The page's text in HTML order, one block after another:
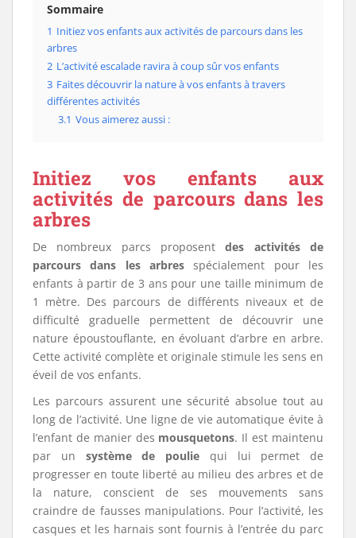
Sommaire
1 Initiez vos enfants aux activités de parcours dans les
arbres
2 L’activité escalade ravira à coup sûr vos enfants
3 Faites découvrir la nature à vos enfants à travers
différentes activités
3.1 Vous aimerez aussi :
Initiez vos enfants aux
activités de parcours dans les
arbres
De nombreux parcs proposentdes activités de
parcours dans les arbres spécialement pour les
enfants à partir de 3 ans pour une taille minimum de
1 mètre. Des parcours de différents niveaux et de
difficulté graduelle permettent de découvrir une
nature époustouflante, en évoluant d’arbre en arbre.
Cette activité complète et originale stimule les sens en
éveil de vos enfants.
Les parcours assurent une sécurité absolue tout au
long de l’activité. Une ligne de vie automatique évite à
l’enfant de manier des mousquetons. Il est maintenu
par un système de poulie qui lui permet de
progresser en toute liberté au milieu des arbres et de
la nature, conscient de ses mouvements sans
craindre de fausses manipulations. Pour l’activité, les
casques et les harnais sont fournis à l’entrée du parc